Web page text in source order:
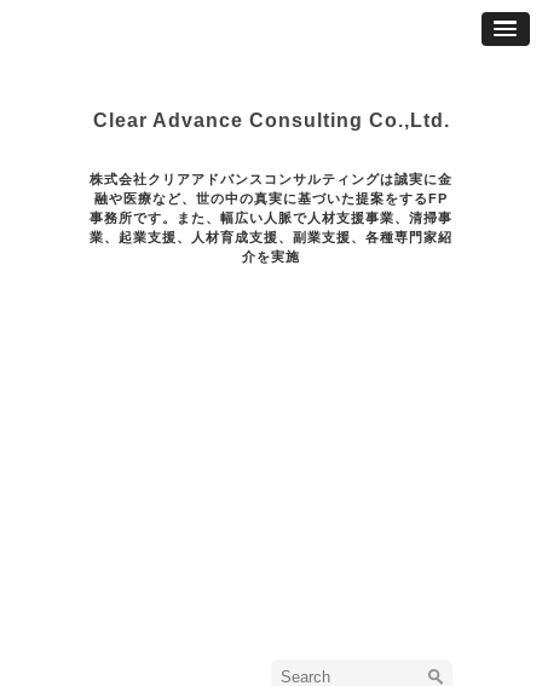
Clear Advance Consulting Co.,Ltd.
株式会社クリアアドバンスコンサルティングは誠実に金
融や医療など、世の中の真実に基づいた提案をするFP
事務所です。また、幅広い人脈で人材支援事業、清掃事
業、起業支援、人材育成支援、副業支援、各種専門家紹
介を実施